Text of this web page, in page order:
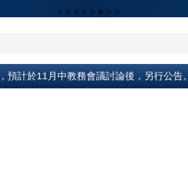
預計於11月中教務會議討論後，另行公告。